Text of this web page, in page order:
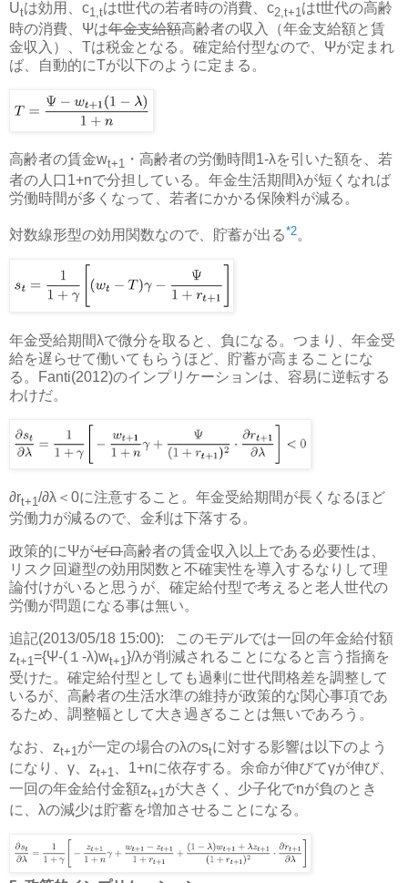
Utは効用、c1,tはt世代の若者時の消費、c2,t+1 はt世代の高齢
時の消費、Ψは年金支給額高齢者の収入（年金支給額と賃
金収入）、Tは税金となる。確定給付型なので、Ψが定まれ
ば、自動的にTが以下のように定まる。
高齢者の賃金wt+1 ・高齢者の労働時間1-λを引いた額を、若
者の人口1+nで分担している。年金生活期間λが短くなれば
労働時間が多くなって、若者にかかる保険料が減る。
対数線形型の効用関数なので、貯蓄が出る*2。
年金受給期間λで微分を取ると、負になる。つまり、年金受
給を遅らせて働いてもらうほど、貯蓄が高まることにな
る。Fanti(2012)のインプリケーションは、容易に逆転する
わけだ。
∂rt+1/∂λ＜0に注意すること。年金受給期間が長くなるほど
労働力が減るので、金利は下落する。
政策的にΨがゼロ高齢者の賃金収入以上である必要性は、
リスク回避型の効用関数と不確実性を導入するなりして理
論付けがいると思うが、確定給付型で考えると老人世代の
労働が問題になる事は無い。
追記(2013/05/18 15:00):
このモデルでは一回の年金給付額
zt+1 ={Ψ-(１-λ)wt+1 }/λが削減されることになると言う指摘を
受けた。確定給付型としても過剰に世代間格差を調整して
いるが、高齢者の生活水準の維持が政策的な関心事項であ
るため、調整幅として大き過ぎることは無いであろう。
なお、zt+1 が一定の場合のλのstに対する影響は以下のよう
になり、γ、zt+1 、1+nに依存する。余命が伸びてγが伸び、
一回の年金給付金額zt+1が大きく、少子化でnが負のとき
に、λの減少は貯蓄を増加させることになる。